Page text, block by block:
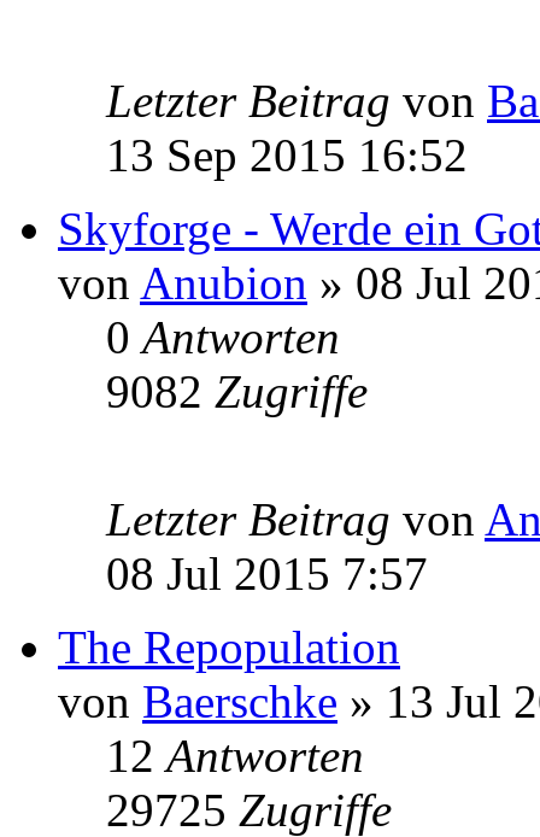
Letzter Beitrag von
13 Sep 2015 16:52
Skyforge - Werde ein
von Anubion » 08 Jul
0Antworten
9082 Zugriffe
Letzter Beitrag von
08 Jul 2015 7:57
The Repopulation
von Baerschke » 13 Jul
12Antworten
29725 Zugriffe